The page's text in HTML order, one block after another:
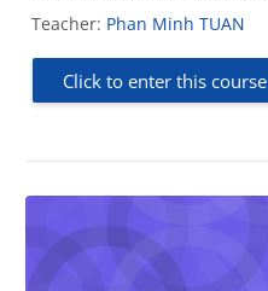
Teacher: Phan Minh TUAN
Click to enter this course